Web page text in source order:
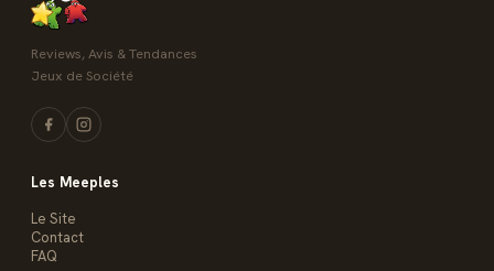
Reviews, Avis & Tendances
Jeux de Société
Les Meeples
Le Site
Contact
FAQ